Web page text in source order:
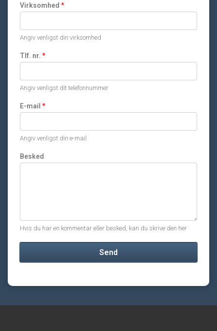
Virksomhed *
Angiv venligst din virksomhed
Tlf. nr. *
Angiv venligst dit telefonnummer
E-mail *
Angiv venligst din e-mail
Besked
Hvis du har en kommentar eller besked, kan du skrive den her
Send